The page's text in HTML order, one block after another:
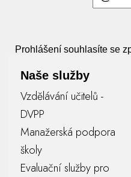
Prohlášení souhlasíte se
Naše služby
Vzdělávání učitelů -
DVPP
Manažerská podpora
školy
Evaluační služby pro